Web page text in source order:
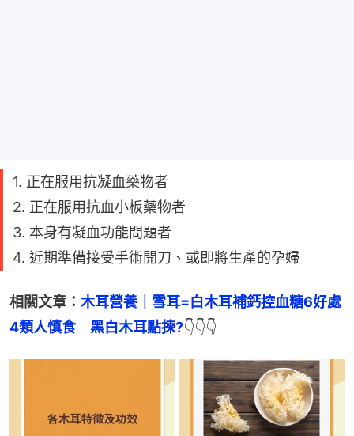
1. 正在服用抗凝血藥物者
2. 正在服用抗血小板藥物者
3. 本身有凝血功能問題者
4. 近期準備接受手術開刀、或即將生產的孕婦
相關文章： 木耳營養｜雪耳=白木耳補鈣控血糖6好處
4類人慎食　黑白木耳點揀?👇👇👇